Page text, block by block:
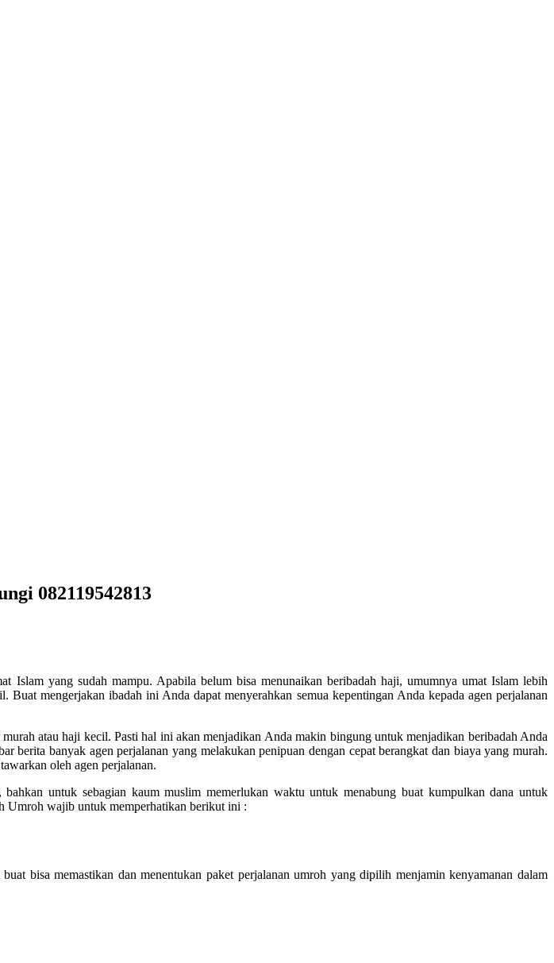
082119542813
Islam yang sudah mampu. Apabila belum bisa menunaikan beribadah haji, umumnya umat Islam lebih
mengerjakan ibadah ini Anda dapat menyerahkan semua kepentingan Anda kepada agen perjalanan
atau haji kecil. Pasti hal ini akan menjadikan Anda makin bingung untuk menjadikan beribadah Anda
berita banyak agen perjalanan yang melakukan penipuan dengan cepat berangkat dan biaya yang murah.
oleh agen perjalanan.
untuk sebagian kaum muslim memerlukan waktu untuk menabung buat kumpulkan dana untuk
Umroh wajib untuk memperhatikan berikut ini :
bisa memastikan dan menentukan paket perjalanan umroh yang dipilih menjamin kenyamanan dalam